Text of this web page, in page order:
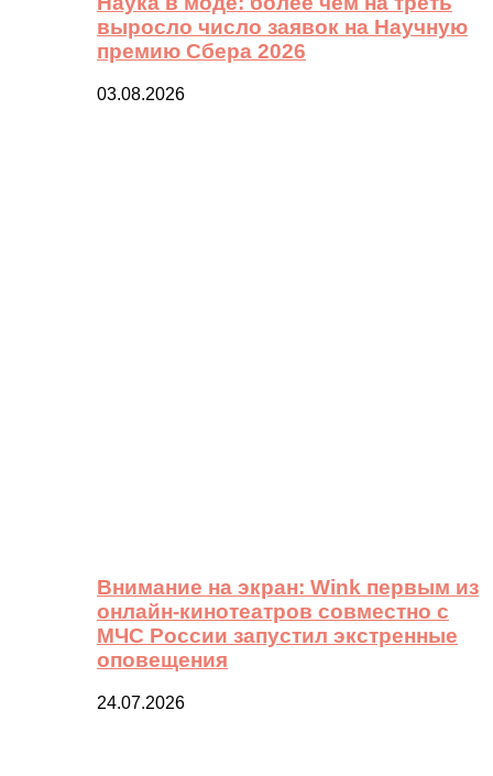
выросло число заявок на Научную
премию Сбера 2026
03.08.2026
Внимание на экран: Wink первым из
онлайн-кинотеатров совместно с
МЧС России запустил экстренные
оповещения
24.07.2026